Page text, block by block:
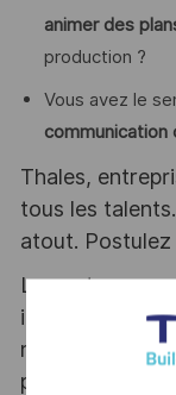
animer des
production ?
Vous avez le
communication
Thales,
tous les
atout.
Le poste
informations
nationale, la
procédure